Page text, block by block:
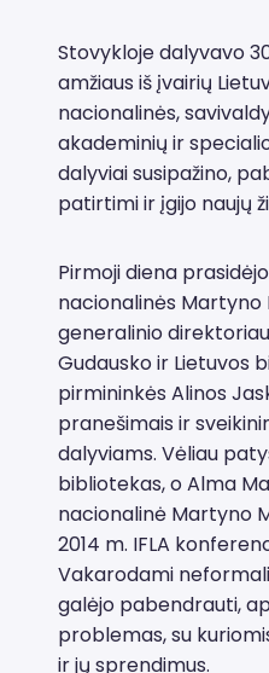
Stovykloje dalyvavo
amžiaus iš įvairių
nacionalinės,
akademinių ir
dalyviai susipažino,
patirtimi ir įgijo naujų
Pirmoji diena
nacionalinės
generalinio
Gudausko ir Lietuvos
pirmininkės Alinos
pranešimais ir
dalyviams. Vėliau
bibliotekas, o Alma
nacionalinė Martyno
2014 m. IFLA
Vakarodami
galėjo pabendrauti,
problemas, su
ir jų sprendimus.